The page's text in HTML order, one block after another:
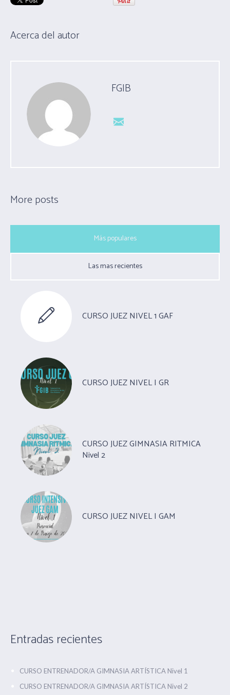
Acerca del autor
FGIB
More posts
Más populares
Las mas recientes
CURSO JUEZ NIVEL 1 GAF
CURSO JUEZ NIVEL I GR
CURSO JUEZ GIMNASIA RITMICA
Nivel 2
CURSO JUEZ NIVEL I GAM
Entradas recientes
CURSO ENTRENADOR/A GIMNASIA ARTÍSTICA Nivel 1
CURSO ENTRENADOR/A GIMNASIA ARTÍSTICA Nivel 2